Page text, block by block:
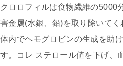
クロロフィルは食物繊維の5000
害金属(水銀、鉛)を取り除いてく
体内でヘモグロビンの生成を助
す。コレ ステロール値を下げ、